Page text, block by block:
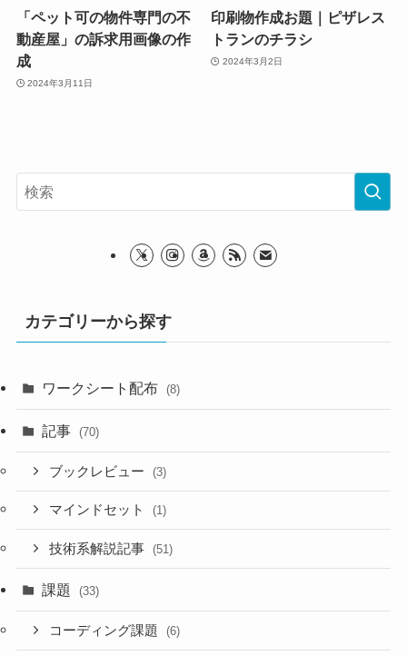
「ペット可の物件専門の不
動産屋」の訴求用画像の作
成
2024年3月11日
印刷物作成お題｜ピザレス
トランのチラシ
2024年3月2日
カテゴリーから探す
ワークシート配布 (8)
記事 (70)
ブックレビュー (3)
マインドセット (1)
技術系解説記事 (51)
課題 (33)
コーディング課題 (6)